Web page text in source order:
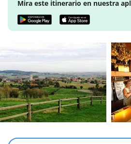
Mira este itinerario en nuestra